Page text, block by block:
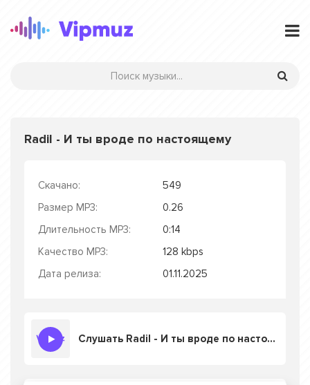
Radil - И ты вроде по настоящему
Скачано:
549
Размер MP3:
0.26
Длительность MP3:
0:14
Качество MP3:
128 kbps
Дата релиза:
01.11.2025
Слушать Radil - И ты вроде по настоящему